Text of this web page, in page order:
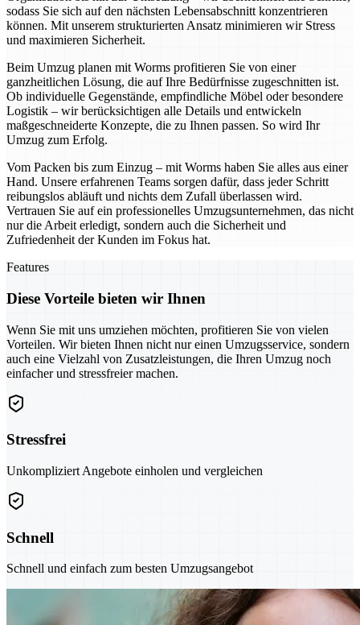
sodass Sie sich auf den nächsten Lebensabschnitt konzentrieren
können. Mit unserem strukturierten Ansatz minimieren wir Stress
und maximieren Sicherheit.
Beim Umzug planen mit Worms profitieren Sie von einer
ganzheitlichen Lösung, die auf Ihre Bedürfnisse zugeschnitten ist.
Ob individuelle Gegenstände, empfindliche Möbel oder besondere
Logistik – wir berücksichtigen alle Details und entwickeln
maßgeschneiderte Konzepte, die zu Ihnen passen. So wird Ihr
Umzug zum Erfolg.
Vom Packen bis zum Einzug – mit Worms haben Sie alles aus einer
Hand. Unsere erfahrenen Teams sorgen dafür, dass jeder Schritt
reibungslos abläuft und nichts dem Zufall überlassen wird.
Vertrauen Sie auf ein professionelles Umzugsunternehmen, das nicht
nur die Arbeit erledigt, sondern auch die Sicherheit und
Zufriedenheit der Kunden im Fokus hat.
Features
Diese Vorteile bieten wir Ihnen
Wenn Sie mit uns umziehen möchten, profitieren Sie von vielen
Vorteilen. Wir bieten Ihnen nicht nur einen Umzugsservice, sondern
auch eine Vielzahl von Zusatzleistungen, die Ihren Umzug noch
einfacher und stressfreier machen.
Stressfrei
Unkompliziert Angebote einholen und vergleichen
Schnell
Schnell und einfach zum besten Umzugsangebot